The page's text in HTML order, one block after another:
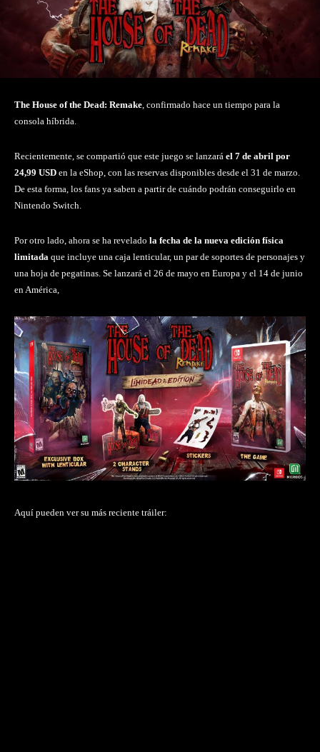
The House of the Dead: Remake , confirmado hace un tiempo para la
consola híbrida.
Recientemente, se compartió que este juego se lanzará el 7 de abril por
24,99 USD en la eShop, con las reservas disponibles desde el 31 de marzo.
De esta forma, los fans ya saben a partir de cuándo podrán conseguirlo en
Nintendo Switch.
Por otro lado, ahora se ha revelado la fecha de la nueva edición física
limitada que incluye una caja lenticular, un par de soportes de personajes y
una hoja de pegatinas. Se lanzará el 26 de mayo en Europa y el 14 de junio
en América,
Aquí pueden ver su más reciente tráiler: